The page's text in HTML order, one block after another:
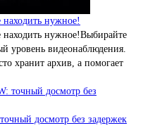
находить нужное!
находить нужное!Выбирайте
уровень видеонаблюдения.
хранит архив, а помогает
досмотр без задержек